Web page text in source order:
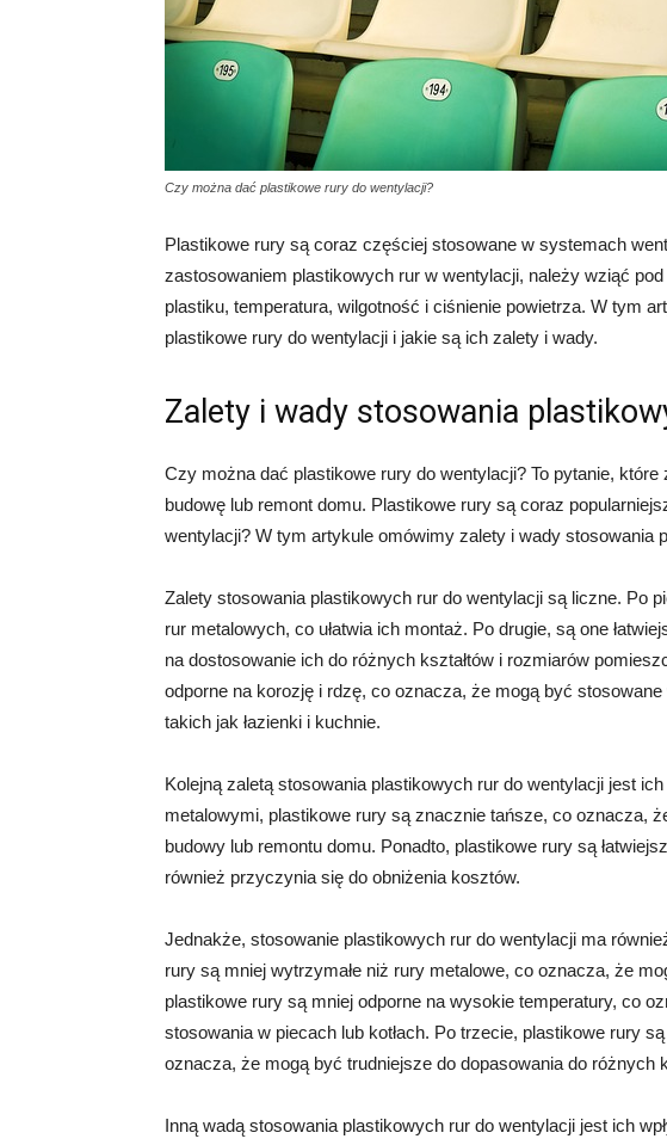
Czy można dać plastikowe rury do wentylacji?
Plastikowe rury są coraz częściej stosowane w systemach
zastosowaniem plastikowych rur w wentylacji, należy wziąć
plastiku, temperatura, wilgotność i ciśnienie powietrza. W tym
plastikowe rury do wentylacji i jakie są ich zalety i wady.
Zalety i wady stosowania
Czy można dać plastikowe rury do wentylacji? To pytanie, które
budowę lub remont domu. Plastikowe rury są coraz
wentylacji? W tym artykule omówimy zalety i wady stosowania
Zalety stosowania plastikowych rur do wentylacji są liczne. Po
rur metalowych, co ułatwia ich montaż. Po drugie, są one
na dostosowanie ich do różnych kształtów i rozmiarów
odporne na korozję i rdzę, co oznacza, że ​​mogą być
takich jak łazienki i kuchnie.
Kolejną zaletą stosowania plastikowych rur do wentylacji jest
metalowymi, plastikowe rury są znacznie tańsze, co oznacza,
budowy lub remontu domu. Ponadto, plastikowe rury są
również przyczynia się do obniżenia kosztów.
Jednakże, stosowanie plastikowych rur do wentylacji ma
rury są mniej wytrzymałe niż rury metalowe, co oznacza, że
plastikowe rury są mniej odporne na wysokie temperatury, co
stosowania w piecach lub kotłach. Po trzecie, plastikowe rury
oznacza, że ​​mogą być trudniejsze do dopasowania do różnych
Inną wadą stosowania plastikowych rur do wentylacji jest ich